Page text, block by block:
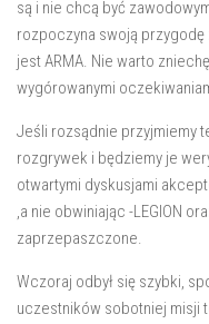
są i nie chcą być
rozpoczyna swoją przygodę
jest ARMA. Nie warto
wygórowanymi
Jeśli rozsądnie przyjmiemy
rozgrywek i będziemy je
otwartymi dyskusjami
,a nie obwiniając -LEGION
zaprzepaszczone.
Wczoraj odbył się szybki,
uczestników sobotniej misji